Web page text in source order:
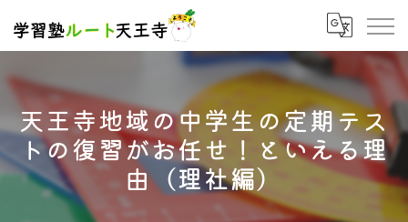
天王寺地域の中学生の定期テス
トの復習がお任せ！といえる理
由（理社編）